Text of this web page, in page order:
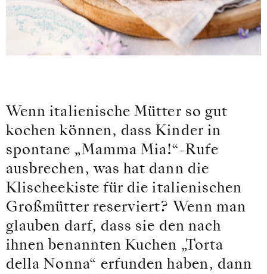
Wenn italienische Mütter so gut
kochen können, dass Kinder in
spontane „Mamma Mia!“-Rufe
ausbrechen, was hat dann die
Klischeekiste für die italienischen
Großmütter reserviert? Wenn man
glauben darf, dass sie den nach
ihnen benannten Kuchen „Torta
della Nonna“ erfunden haben, dann